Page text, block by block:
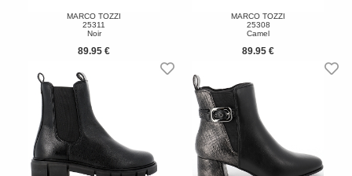
MARCO TOZZI
25311
Noir
89.95 €
MARCO TOZZI
25308
Camel
89.95 €